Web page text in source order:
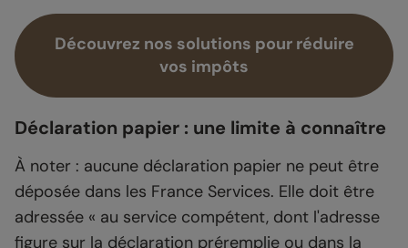
Découvrez nos solutions pour réduire
vos impôts
Déclaration papier : une limite à connaître
À noter : aucune déclaration papier ne peut être
déposée dans les France Services. Elle doit être
adressée « au service compétent, dont l'adresse
figure sur la déclaration préremplie ou dans la